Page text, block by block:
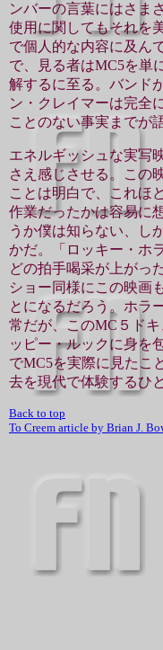
ンバーの言葉にはさま
使用に関してもそれを
で個人的な内容に及ん
で、見る者はMC5を単
解するに至る。バンド
ン・クレイマーは完全
ことのない事実までが
エネルギッシュな実写
さえ感じさせる。この
ことは明白で、これほ
作業だったかは容易に
うか僕は知らない、し
かだ。「ロッキー・ホ
どの拍手喝采が上がっ
ショー同様にこの映画
とになるだろう。ホラ
常だが、このMC５ド
ッピー・ルックに身を
でMC5を実際に見たこ
去を現代で体験するひ
Back to top
To Creem article by Brian J.